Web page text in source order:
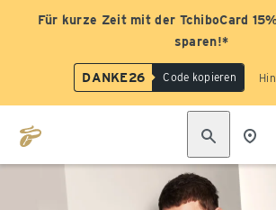
Für kurze Zeit mit der TchiboCard
sparen!*
DANKE26 Code kopieren